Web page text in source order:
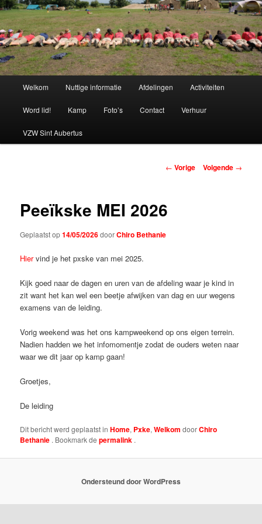
Spring
naar
de
primaire
inhoudChiro Bethanie
Welkom Nuttige informatie Afdelingen Activiteiten
Word lid! Kamp Foto’s Contact Verhuur
VZW Sint Aubertus
Berichtnavigatie
← Vorige Volgende →
Peeïkske MEI 2026
Geplaatst op14/05/2026doorChiro Bethanie
Hiervind je het pxske van mei 2025.
Kijk goed naar de dagen en uren van de afdeling waar je kind in
zit want het kan wel een beetje afwijken van dag en uur wegens
examens van de leiding.
Vorig weekend was het ons kampweekend op ons eigen terrein.
Nadien hadden we het infomomentje zodat de ouders weten naar
waar we dit jaar op kamp gaan!
Groetjes,
De leiding
Dit bericht werd geplaatst inHome, Pxke,Welkom doorChiro
Bethanie . Bookmark depermalink .
Ondersteund door WordPress